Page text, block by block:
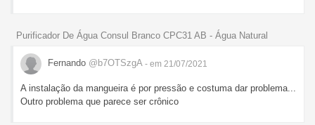
Purificador De Água Consul Branco CPC31 AB - Água Natural
Fernando @b7OTSzgA - em 21/07/2021
A instalação da mangueira é por pressão e costuma dar problema...
Outro problema que parece ser crônico